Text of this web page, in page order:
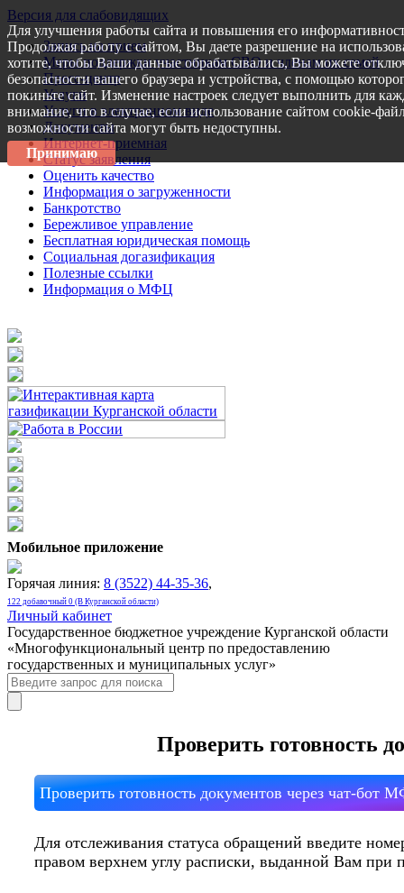
Версия для слабовидящих
Запись на прием
Меры поддержки участникам СВО и членам их семей
Пресс-центр
Услуги
Услуги в электронном виде
Документы
Интернет-приемная
Статус заявления
Оценить качество
Информация о загруженности
Банкротство
Бережливое управление
Бесплатная юридическая помощь
Социальная догазификация
Полезные ссылки
Информация о МФЦ
Мобильное приложение
Горячая линия: 8 (3522) 44-35-36,
122 добавочный 0 (В Курганской области)
Личный кабинет
Государственное бюджетное учреждение Курганской области
«Многофункциональный центр по предоставлению
государственных и муниципальных услуг»
Проверить готовность
Проверить готовность документов через чат-бот
Для отслеживания статуса обращений введите
правом верхнем углу расписки, выданной Вам при
Для улучшения работы сайта и повышения его
Продолжая работу с сайтом, Вы даете разрешение на
хотите, чтобы Ваши данные обрабатывались, Вы можете
безопасности вашего браузера и устройства, с помощью
покиньте сайт. Изменение настроек следует выполнить для
внимание, что в случае, если использование сайтом cookie-
возможности сайта могут быть недоступны.
Принимаю